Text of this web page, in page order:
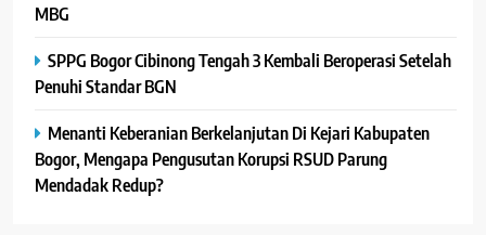
MBG
SPPG Bogor Cibinong Tengah 3 Kembali Beroperasi Setelah
Penuhi Standar BGN
Menanti Keberanian Berkelanjutan Di Kejari Kabupaten
Bogor, Mengapa Pengusutan Korupsi RSUD Parung
Mendadak Redup?